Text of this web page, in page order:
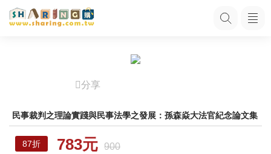
分享
民事裁判之理論實踐與民事法學之發展：孫森焱大法官紀念論文集
87折 783元 900